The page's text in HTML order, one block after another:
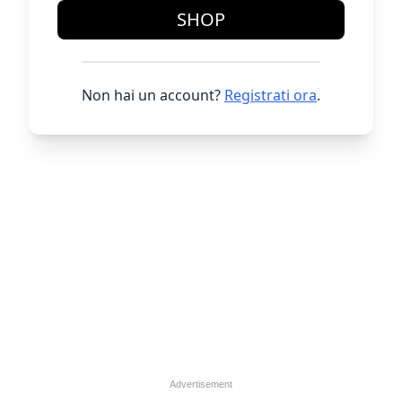
SHOP
Non hai un account? Registrati ora.